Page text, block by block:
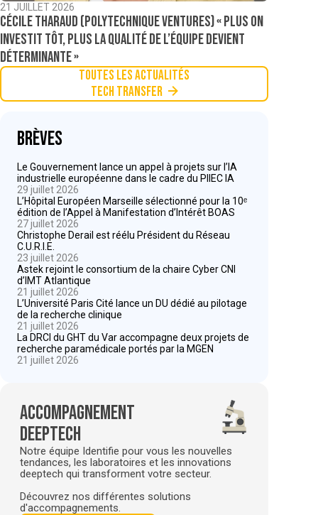
21 JUILLET 2026
Cécile Tharaud (Polytechnique Ventures) « Plus on
investit tôt, plus la qualité de l’équipe devient
déterminante »
Toutes les actualités
Tech Transfer
Brèves
Le Gouvernement lance un appel à projets sur l’IA
industrielle européenne dans le cadre du PIIEC IA
29 juillet 2026
L’Hôpital Européen Marseille sélectionné pour la 10ᵉ
édition de l’Appel à Manifestation d’Intérêt BOAS
27 juillet 2026
Christophe Derail est réélu Président du Réseau
C.U.R.I.E.
23 juillet 2026
Astek rejoint le consortium de la chaire Cyber CNI
d’IMT Atlantique
21 juillet 2026
L’Université Paris Cité lance un DU dédié au pilotage
de la recherche clinique
21 juillet 2026
La DRCI du GHT du Var accompagne deux projets de
recherche paramédicale portés par la MGEN
21 juillet 2026
Accompagnement
deeptech
Notre équipe Identifie pour vous les nouvelles
tendances, les laboratoires et les innovations
deeptech qui transforment votre secteur.
Découvrez nos différentes solutions
d'accompagnements.